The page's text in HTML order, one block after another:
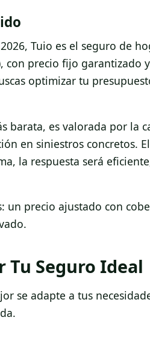
Tuio es el seguro de
con precio fijo garantizado
optimizar tu
barata, es valorada por la
en siniestros concretos.
la respuesta será
un precio ajustado con
Tu Seguro Ideal
se adapte a tus